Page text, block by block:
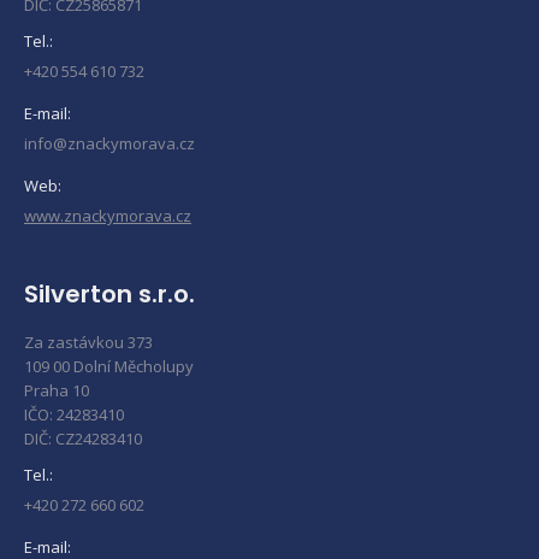
DIČ: CZ25865871
Tel.:
+420 554 610 732
E-mail:
info@znackymorava.cz
Web:
www.znackymorava.cz
Silverton s.r.o.
Za zastávkou 373
109 00 Dolní Měcholupy
Praha 10
IČO: 24283410
DIČ: CZ24283410
Tel.:
+420 272 660 602
E-mail: